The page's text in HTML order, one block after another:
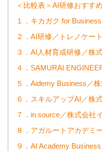
＜比較表＞AI研修おすす
１．キカガク for
２．AI研修／トレノケー
３．AI人材育成研修／株
４．SAMURAI
５．Aidemy Business／
６．スキルアップAI／株
７．in source／株式会社
８．アガルートアカデミ
９．AI Academy